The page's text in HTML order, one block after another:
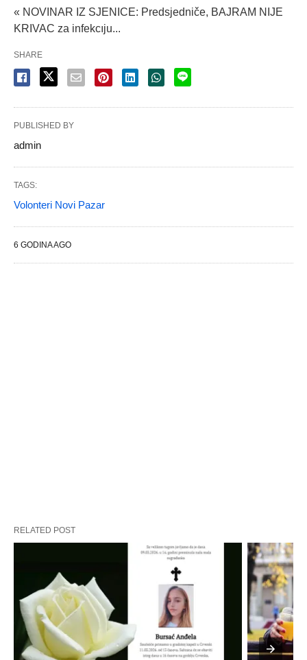
« NOVINAR IZ SJENICE: Predsjedniče, BAJRAM NIJE
KRIVAC za infekcıju...
SHARE
PUBLISHED BY
admin
TAGS:
Volonteri Novi Pazar
6 GODINA AGO
RELATED POST